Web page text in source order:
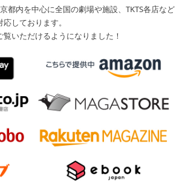
都内を中心に全国の劇場や施設、TKTS各店など
しております。
いただけるようになりました！